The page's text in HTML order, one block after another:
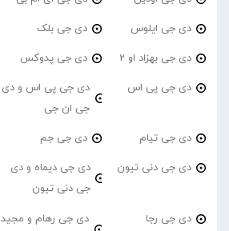
دی جی ایلوس دی جی بلک
دی جی بهزاد او 2 دی جی پدوکس
دی جی پی اس
دی جی پی اس و دی
جی ان جی
دی جی تیام دی جی جم
دی جی دنی تیون
دی جی دیماه و دی
جی دنی تیون
دی جی رجا
دی جی رهام و مجید